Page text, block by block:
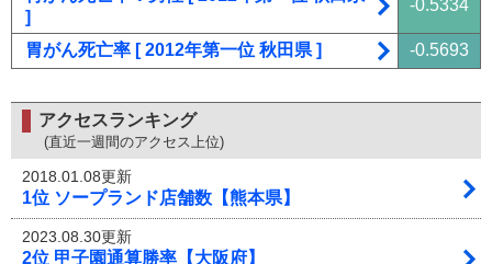
]
-0.5334
胃がん死亡率 [ 2012年第一位 秋田県 ] -0.5693
アクセスランキング
(直近一週間のアクセス上位)
2018.01.08更新
1位 ソープランド店舗数【熊本県】
2023.08.30更新
2位 甲子園通算勝率【大阪府】